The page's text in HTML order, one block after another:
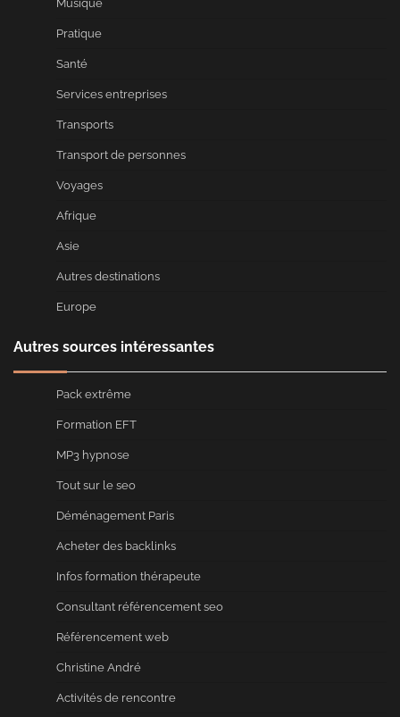
Musique
Pratique
Santé
Services entreprises
Transports
Transport de personnes
Voyages
Afrique
Asie
Autres destinations
Europe
Autres sources intéressantes
Pack extrême
Formation EFT
MP3 hypnose
Tout sur le seo
Déménagement Paris
Acheter des backlinks
Infos formation thérapeute
Consultant référencement seo
Référencement web
Christine André
Activités de rencontre